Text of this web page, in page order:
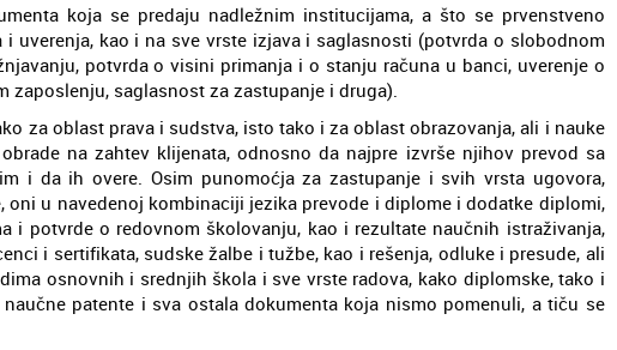
koja se predaju nadležnim institucijama, a što se prvenstveno
uverenja, kao i na sve vrste izjava i saglasnosti (potvrda o slobodnom
potvrda o visini primanja i o stanju računa u banci, uverenje o
saglasnost za zastupanje i druga).
za oblast prava i sudstva, isto tako i za oblast obrazovanja, ali i nauke
na zahtev klijenata, odnosno da najpre izvrše njihov prevod sa
i da ih overe. Osim punomoćja za zastupanje i svih vrsta ugovora,
oni u navedenoj kombinaciji jezika prevode i diplome i dodatke diplomi,
i potvrde o redovnom školovanju, kao i rezultate naučnih istraživanja,
i sertifikata, sudske žalbe i tužbe, kao i rešenja, odluke i presude, ali
osnovnih i srednjih škola i sve vrste radova, kako diplomske, tako i
patente i sva ostala dokumenta koja nismo pomenuli, a tiču se